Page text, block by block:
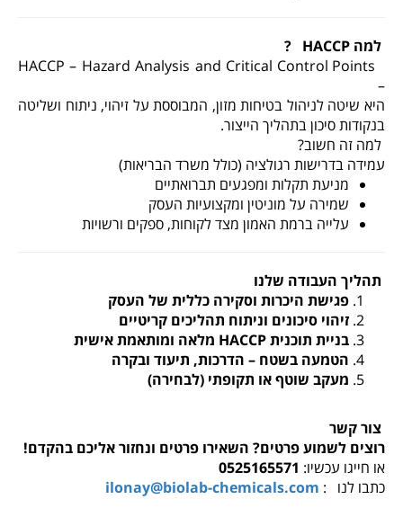
למה HACCP
?
HACCP – Hazard Analysis and Critical Control Points
–
היא שיטה לניהול בטיחות מזון, המבוססת על זיהוי, ניתוח ושליטה
בנקודות סיכון בתהליך הייצור.
למה זה חשוב?
עמידה בדרישות רגולציה (כולל משרד הבריאות)
מניעת תקלות ומפגעים תברואתיים
שמירה על מוניטין ומקצועיות העסק
עלייה ברמת האמון מצד לקוחות, ספקים ורשויות
תהליך העבודה שלנו
פגישת היכרות וסקירה כללית של העסק
זיהוי סיכונים וניתוח תהליכים קריטיים
בניית תוכניתHACCP מלאה ומותאמת אישית
הטמעה בשטח – הדרכות, תיעוד ובקרה
מעקב שוטף או תקופתי (לבחירה)
צור קשר
רוצים לשמוע פרטים? השאירו פרטים ונחזור אליכם בהקדם!
או חייגו עכשיו: 0525165571
כתבו לנו :
ilonay@biolab-chemicals.com